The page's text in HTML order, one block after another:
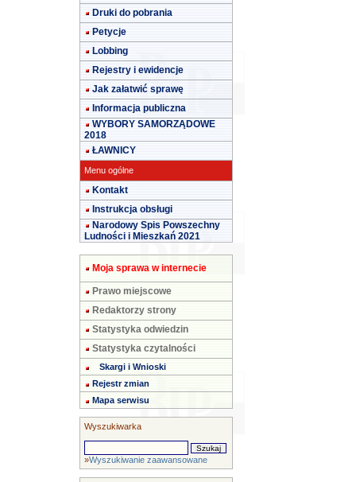
Druki do pobrania
Petycje
Lobbing
Rejestry i ewidencje
Jak załatwić sprawę
Informacja publiczna
WYBORY SAMORZĄDOWE
2018
ŁAWNICY
Menu ogólne
Kontakt
Instrukcja obsługi
Narodowy Spis Powszechny
Ludności i Mieszkań 2021
Moja sprawa w internecie
Prawo miejscowe
Redaktorzy strony
Statystyka odwiedzin
Statystyka czytalności
Skargi i Wnioski
Rejestr zmian
Mapa serwisu
Wyszukiwarka
»Wyszukiwanie zaawansowane